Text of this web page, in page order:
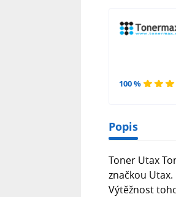
100 %
Popis
Toner Utax
značkou Utax.
Výtěžnost